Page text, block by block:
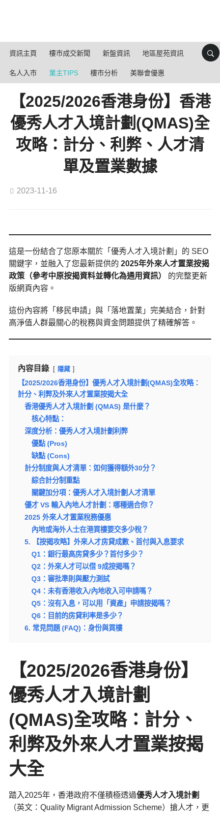
資訊主頁 樓市成交新聞 新盤資訊 地區屋苑資訊
名人入市 業主TIPS 樓市分析 美聯會優惠
【2025/2026香港身份】香港
優秀人才入境計劃(QMAS)全
攻略：計分、利弊、人才清
單及置業數據
2023-11-16
這是一份結合了您原本關於「優秀人才入境計劃」的 SEO
關鍵字，並融入了您最新提供的 2025年外來人才置業按揭
政策（參考中原按揭資料並轉化為通用資訊）
的完整更新
版網頁內容。
這份內容將「移民申請」與「落地置業」完美結合，針對
高淨值人群最關心的稅務與資金問題提供了精確解答。
內容目錄 隱藏
【2025/2026香港身份】優秀人才入境計劃(QMAS)全攻略：
計分、利弊及外來人才置業按揭大全
香港優秀人才入境計劃 (QMAS) 是什麼？
核心特點：
深度分析：優秀人才入境計劃利弊
優點 (Pros)
缺點 (Cons)
計分制度與人才清單：如何獲得額外30分？
綜合計分制重點
關鍵加分項：優秀人才入境計劃人才清單
優才 VS 輸入內地人才計劃：哪種適合你？
2025 外來人才置業稅務優惠
內地或海外人士在港買樓要交多少稅？
5. 【按揭攻略】外來人才房貸成數、首付與入息要求
Q1：銀行最高房貸多少？首付多少？
Q2：外來人才可以借 9成按揭嗎？
Q3：審批準則與壓力測試
Q4：未有香港收入/內地收入可申請嗎？
Q5：沒有入息，可以用「資產」申請按揭嗎？
Q6：目前的房貸利率是多少？
6. 常見問題 (FAQ)：身份與買樓
【2025/2026香港身份】
優秀人才入境計劃
(QMAS)全攻略：計分、
利弊及外來人才置業按揭
大全
踏入2025年，香港政府不僅積極透過優秀人才入境計劃
（英文：Quality Migrant Admission Scheme）搶人才，更